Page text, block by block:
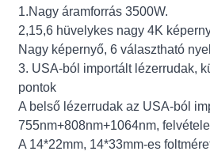
1.Nagy áramforrás 3500W.
2,15,6 hüvelykes nagy 4K
Nagy képernyő, 6 választható
3. USA-ból importált lézerrudak,
pontok
A belső lézerrudak az USA-ból
755nm+808nm+1064nm,
A 14*22mm, 14*33mm-es